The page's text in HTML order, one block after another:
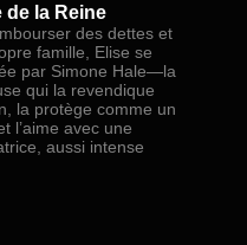
de la Reine
des dettes et
famille, Elise se
par Simone Hale—la
qui la revendique
la protège comme un
l’aime avec une
aussi intense